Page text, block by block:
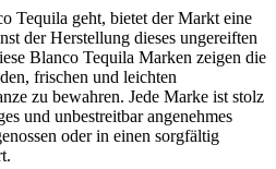
Tequila geht, bietet der Markt eine
der Herstellung dieses ungereiften
Blanco Tequila Marken zeigen die
frischen und leichten
zu bewahren. Jede Marke ist stolz
und unbestreitbar angenehmes
oder in einen sorgfältig